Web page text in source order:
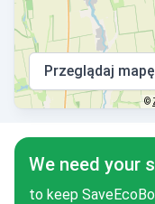
Przeglądaj mapę
©
We need your
to keep